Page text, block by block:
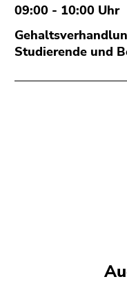
09:00 - 10:00 Uhr
Studierende und